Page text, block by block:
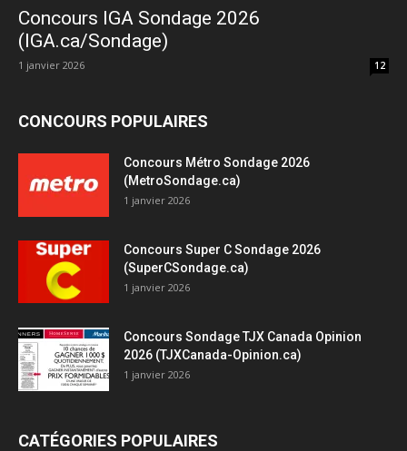
Concours IGA Sondage 2026
(IGA.ca/Sondage)
1 janvier 2026 12
CONCOURS POPULAIRES
Concours Métro Sondage 2026
(MetroSondage.ca)
1 janvier 2026
Concours Super C Sondage 2026
(SuperCSondage.ca)
1 janvier 2026
Concours Sondage TJX Canada Opinion
2026 (TJXCanada-Opinion.ca)
1 janvier 2026
CATÉGORIES POPULAIRES